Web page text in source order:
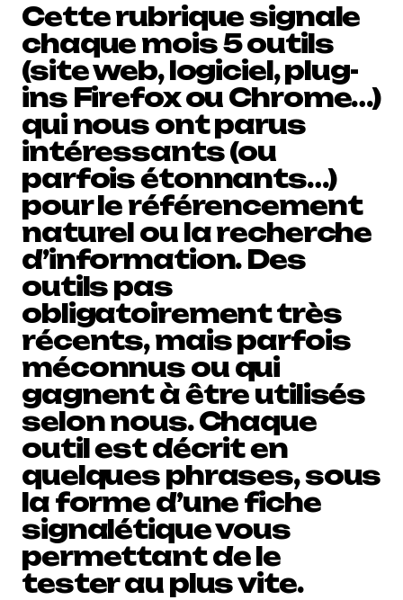
Cette rubrique signale
chaque mois 5 outils
(site web, logiciel, plug-
ins Firefox ou Chrome…)
qui nous ont parus
intéressants (ou
parfois étonnants…)
pour le référencement
naturel ou la recherche
d’information. Des
outils pas
obligatoirement très
récents, mais parfois
méconnus ou qui
gagnent à être utilisés
selon nous. Chaque
outil est décrit en
quelques phrases, sous
la forme d’une fiche
signalétique vous
permettant de le
tester au plus vite.